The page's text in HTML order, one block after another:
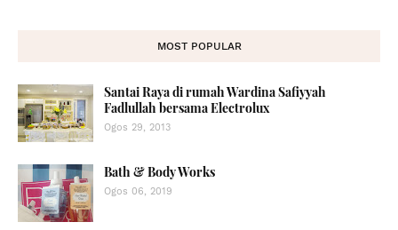
MOST POPULAR
Santai Raya di rumah Wardina Safiyyah
Fadlullah bersama Electrolux
Ogos 29, 2013
Bath & Body Works
Ogos 06, 2019